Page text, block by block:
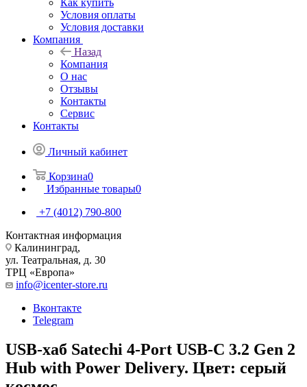
Как купить
Условия оплаты
Условия доставки
Компания
Назад
Компания
О нас
Отзывы
Контакты
Сервис
Контакты
Личный кабинет
Корзина0
Избранные товары0
+7 (4012) 790-800
Контактная информация
Калининград,
ул. Театральная, д. 30
ТРЦ «Европа»
info@icenter-store.ru
Вконтакте
Telegram
USB-хаб Satechi 4-Port USB-C 3.2 Gen 2
Hub with Power Delivery. Цвет: серый